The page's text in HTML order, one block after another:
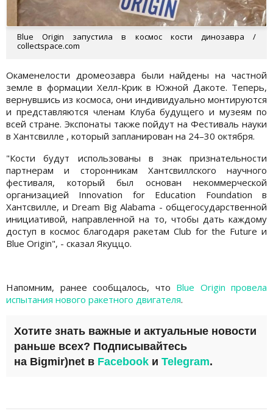
Blue Origin запустила в космос кости динозавра /
collectspace.com
Окаменелости дромеозавра были найдены на частной
земле в формации Хелл-Крик в Южной Дакоте. Теперь,
вернувшись из космоса, они индивидуально монтируются
и представляются членам Клуба будущего и музеям по
всей стране. Экспонаты также пойдут на Фестиваль науки
в Хантсвилле , который запланирован на 24–30 октября.
"Кости будут использованы в знак признательности
партнерам и сторонникам Хантсвиллского научного
фестиваля, который был основан некоммерческой
организацией Innovation for Education Foundation в
Хантсвилле, и Dream Big Alabama - общегосударственной
инициативой, направленной на то, чтобы дать каждому
доступ в космос благодаря ракетам Club for the Future и
Blue Origin", - сказал Якуццо.
Напомним, ранее сообщалось, что Blue Origin провела
испытания нового ракетного двигателя.
Хотите знать важные и актуальные новости
раньше всех? Подписывайтесь
на Bigmir)net в Facebook и Telegram.